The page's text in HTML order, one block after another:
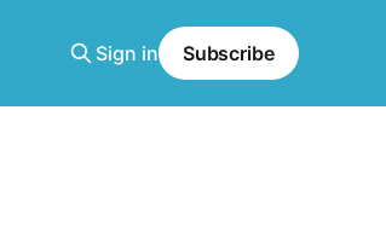
Sign in Subscribe